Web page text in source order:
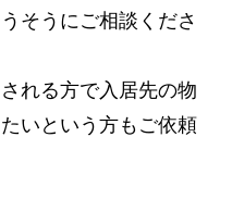
そうにご相談くださ
れる方で入居先の物
いという方もご依頼